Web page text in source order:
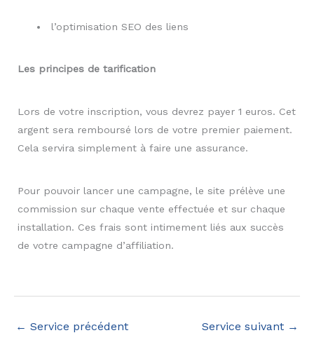
l’optimisation SEO des liens
Les principes de tarification
Lors de votre inscription, vous devrez payer 1 euros. Cet
argent sera remboursé lors de votre premier paiement.
Cela servira simplement à faire une assurance.
Pour pouvoir lancer une campagne, le site prélève une
commission sur chaque vente effectuée et sur chaque
installation. Ces frais sont intimement liés aux succès
de votre campagne d’affiliation.
← Service précédent Service suivant →